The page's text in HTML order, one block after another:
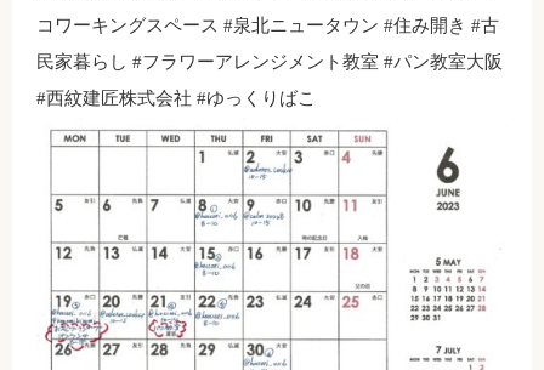
コワーキングスペース #泉北ニュータウン #住み開き #古
民家暮らし #フラワーアレンジメント教室 #パン教室大阪
#西紋建匠株式会社 #ゆっくりばこ